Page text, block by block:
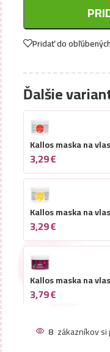
Pridať do obľúbených
Ďalšie
Kallos maska na
3,29€
Kallos maska na
3,29€
Kallos maska na
3,79€
8 zákazníkov